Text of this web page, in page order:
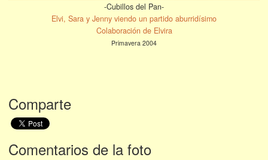
-Cubillos del Pan-
Elvi, Sara y Jenny viendo un partido aburridísimo
Colaboración de Elvira
Primavera 2004
Comparte
Comentarios de la foto